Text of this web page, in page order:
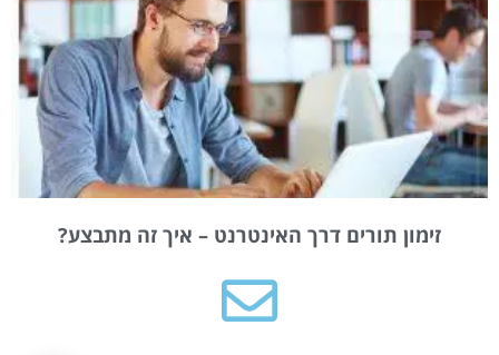
זימון תורים דרך האינטרנט – איך זה מתבצע?